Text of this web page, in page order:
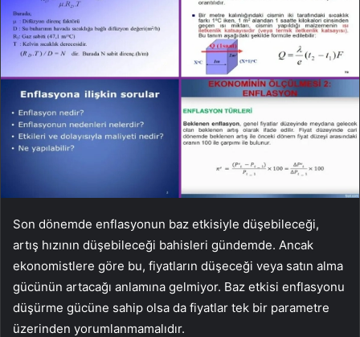
Son dönemde enflasyonun baz etkisiyle düşebileceği,
artış hızının düşebileceği bahisleri gündemde. Ancak
ekonomistlere göre bu, fiyatların düşeceği veya satın alma
gücünün artacağı anlamına gelmiyor. Baz etkisi enflasyonu
düşürme gücüne sahip olsa da fiyatlar tek bir parametre
üzerinden yorumlanmamalıdır.